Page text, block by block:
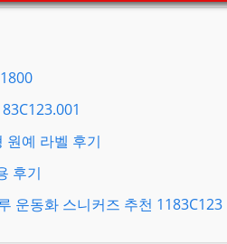
원예 라벨 후기
후기
운동화 스니커즈 추천 1183C123